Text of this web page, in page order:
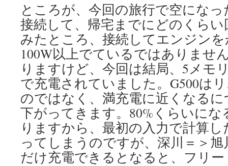
ところが、今回の旅行で空になっ
接続して、帰宅までにどのくら
みたところ、接続してエンジン
100W以上でているではありませ
りますけど、今回は結局、5メモ
で充電されていました。G500は
のではなく、満充電に近くなる
下がってきます。80%くらいにな
りますから、最初の入力で計算
ってしまうのですが、深川＝＞
だけ充電できるとなると、フリ